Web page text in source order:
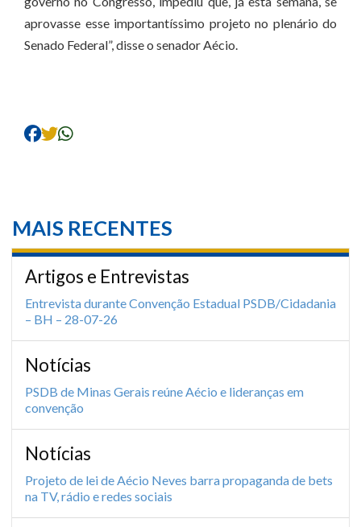
aprovasse esse importantíssimo projeto no plenário do
Senado Federal”, disse o senador Aécio.
MAIS RECENTES
Artigos e Entrevistas
Entrevista durante Convenção Estadual PSDB/Cidadania
– BH – 28-07-26
Notícias
PSDB de Minas Gerais reúne Aécio e lideranças em
convenção
Notícias
Projeto de lei de Aécio Neves barra propaganda de bets
na TV, rádio e redes sociais